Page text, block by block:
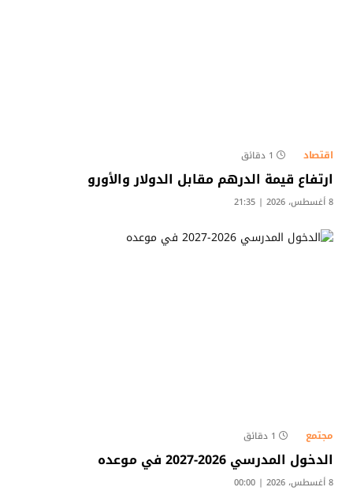
اقتصاد 1 دقائق
ارتفاع قيمة الدرهم مقابل الدولار والأورو
8 أغسطس، 2026 | 21:35
مجتمع 1 دقائق
الدخول المدرسي 2026-2027 في موعده
8 أغسطس، 2026 | 00:00